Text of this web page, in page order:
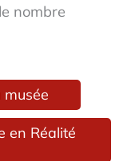
nombre
en Réalité